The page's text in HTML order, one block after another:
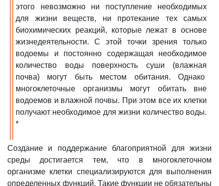
этого невозможно ни поступление необходимых
для жизни веществ, ни протекание тех самых
биохимических реакций, которые лежат в основе
жизнедеятельности. С этой точки зрения только
водоемы и постоянно содержащая необходимое
количество воды поверхность суши (влажная
почва) могут быть местом обитания. Однако
многоклеточные организмы могут обитать вне
водоемов и влажной почвы. При этом все их клетки
получают необходимое для жизни количество воды.
*
Создание и поддержание благоприятной для жизни
среды достигается тем, что в многоклеточном
организме клетки специализируются для выполнения
определенных функций. Такие функции не обязательны